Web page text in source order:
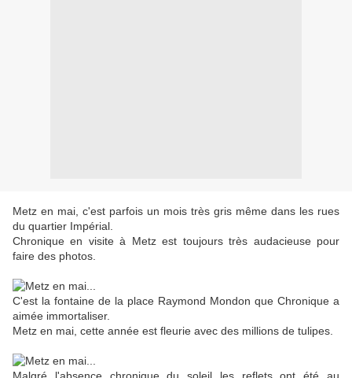
Metz en mai, c'est parfois un mois très gris même dans les rues
du quartier Impérial.
Chronique en visite à Metz est toujours très audacieuse pour
faire des photos.
C'est la fontaine de la place Raymond Mondon que Chronique a
aimée immortaliser.
Metz en mai, cette année est fleurie avec des millions de tulipes.